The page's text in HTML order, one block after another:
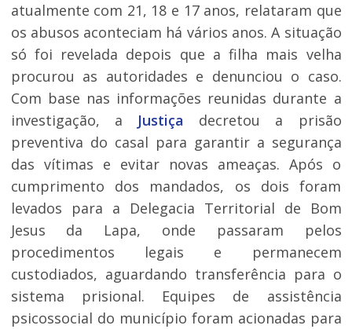
atualmente com 21, 18 e 17 anos, relataram que
os abusos aconteciam há vários anos. A situação
só foi revelada depois que a filha mais velha
procurou as autoridades e denunciou o caso.
Com base nas informações reunidas durante a
investigação, a Justiça decretou a prisão
preventiva do casal para garantir a segurança
das vítimas e evitar novas ameaças. Após o
cumprimento dos mandados, os dois foram
levados para a Delegacia Territorial de Bom
Jesus da Lapa, onde passaram pelos
procedimentos legais e permanecem
custodiados, aguardando transferência para o
sistema prisional. Equipes de assistência
psicossocial do município foram acionadas para